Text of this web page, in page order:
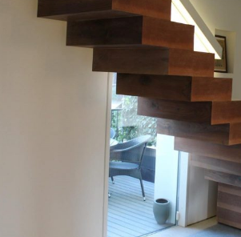
18/10/2022
Appartamento 04